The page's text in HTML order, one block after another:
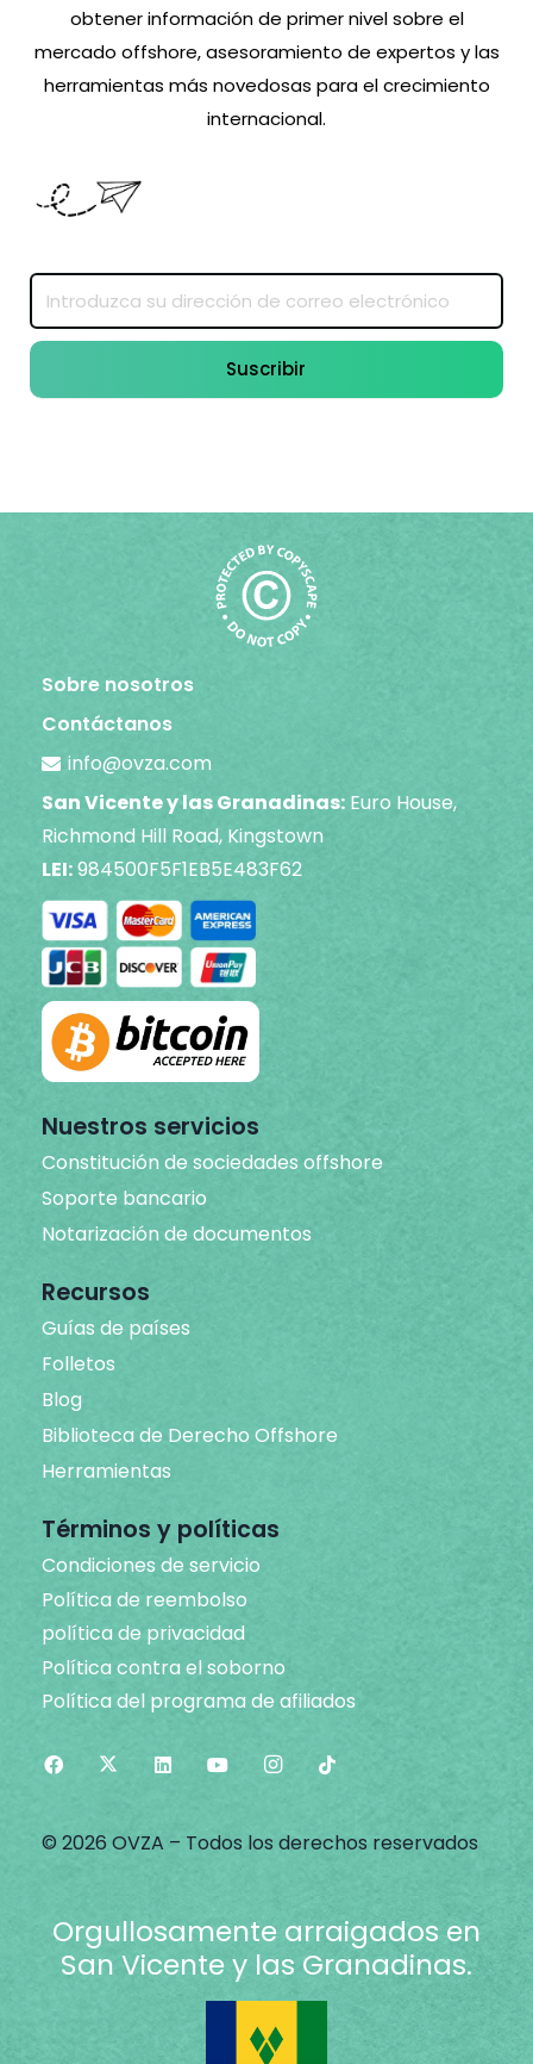
obtener información de primer nivel sobre el
mercado offshore, asesoramiento de expertos y las
herramientas más novedosas para el crecimiento
internacional.
Suscribir
Suscribir
Sobre nosotros
Contáctanos
info@ovza.com
San Vicente y las Granadinas: Euro House,
Richmond Hill Road, Kingstown
LEI:984500F5F1EB5E483F62
Nuestros servicios
Constitución de sociedades offshore
Soporte bancario
Notarización de documentos
Recursos
Guías de países
Folletos
Blog
Biblioteca de Derecho Offshore
Herramientas
Términos y políticas
Condiciones de servicio
Política de reembolso
política de privacidad
Política contra el soborno
Política del programa de afiliados
© 2026 OVZA – Todos los derechos reservados
Orgullosamente arraigados en
San Vicente y las Granadinas.